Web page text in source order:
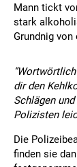
Mann tickt
stark
Grundnig
dir den
Schlägen
Polizisten
Die
finden sie